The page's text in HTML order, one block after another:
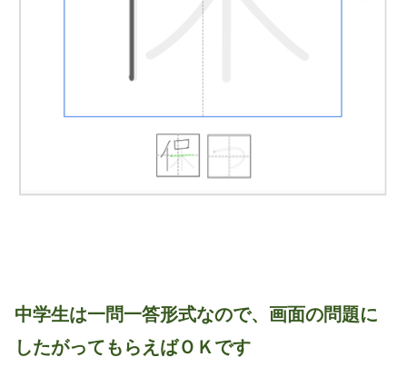
中学生は一問一答形式なので、画面の問題に
したがってもらえばＯＫです